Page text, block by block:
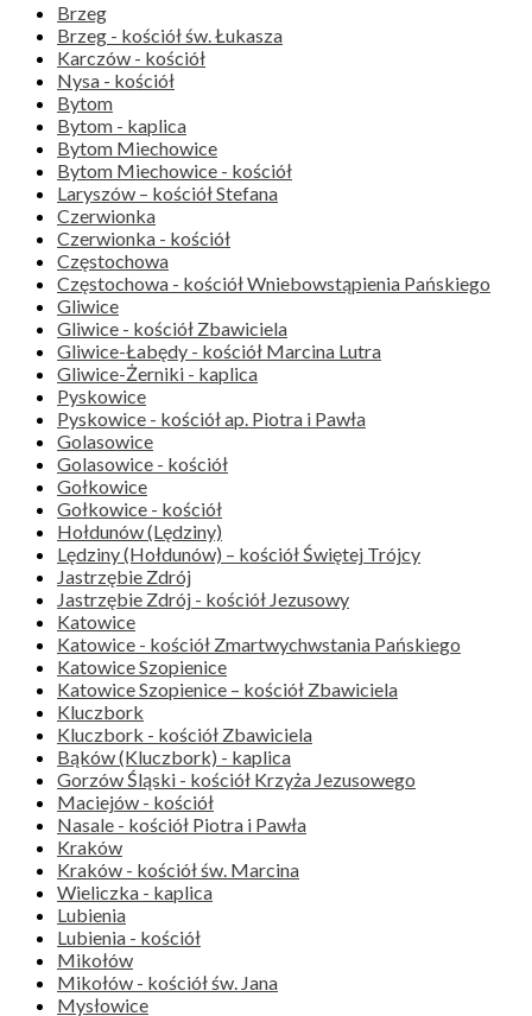
Brzeg
Brzeg - kościół św. Łukasza
Karczów - kościół
Nysa - kościół
Bytom
Bytom - kaplica
Bytom Miechowice
Bytom Miechowice - kościół
Laryszów – kościół Stefana
Czerwionka
Czerwionka - kościół
Częstochowa
Częstochowa - kościół Wniebowstąpienia Pańskiego
Gliwice
Gliwice - kościół Zbawiciela
Gliwice-Łabędy - kościół Marcina Lutra
Gliwice-Żerniki - kaplica
Pyskowice
Pyskowice - kościół ap. Piotra i Pawła
Golasowice
Golasowice - kościół
Gołkowice
Gołkowice - kościół
Hołdunów (Lędziny)
Lędziny (Hołdunów) – kościół Świętej Trójcy
Jastrzębie Zdrój
Jastrzębie Zdrój - kościół Jezusowy
Katowice
Katowice - kościół Zmartwychwstania Pańskiego
Katowice Szopienice
Katowice Szopienice – kościół Zbawiciela
Kluczbork
Kluczbork - kościół Zbawiciela
Bąków (Kluczbork) - kaplica
Gorzów Śląski - kościół Krzyża Jezusowego
Maciejów - kościół
Nasale - kościół Piotra i Pawła
Kraków
Kraków - kościół św. Marcina
Wieliczka - kaplica
Lubienia
Lubienia - kościół
Mikołów
Mikołów - kościół św. Jana
Mysłowice